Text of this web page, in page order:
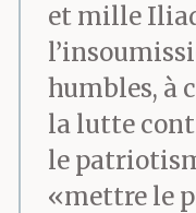
et mille
humbles, à
la lutte
le
«mettre le